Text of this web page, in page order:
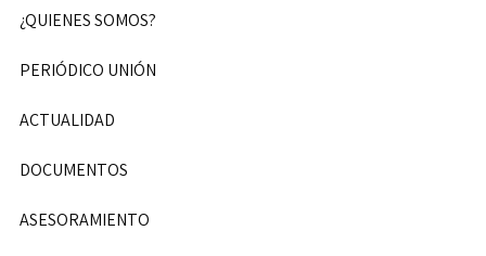
¿QUIENES SOMOS?
PERIÓDICO UNIÓN
ACTUALIDAD
DOCUMENTOS
ASESORAMIENTO